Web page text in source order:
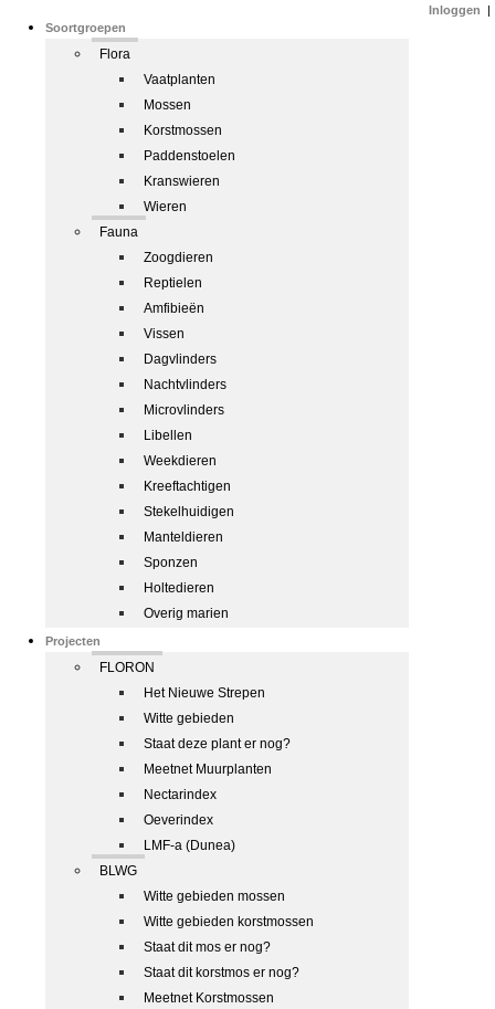
Soortgroepen
Flora
Vaatplanten
Mossen
Korstmossen
Paddenstoelen
Kranswieren
Wieren
Fauna
Zoogdieren
Reptielen
Amfibieën
Vissen
Dagvlinders
Nachtvlinders
Microvlinders
Libellen
Weekdieren
Kreeftachtigen
Stekelhuidigen
Manteldieren
Sponzen
Holtedieren
Overig marien
Projecten
FLORON
Het Nieuwe Strepen
Witte gebieden
Staat deze plant er nog?
Meetnet Muurplanten
Nectarindex
Oeverindex
LMF-a (Dunea)
BLWG
Witte gebieden mossen
Witte gebieden korstmossen
Staat dit mos er nog?
Staat dit korstmos er nog?
Meetnet Korstmossen
Inloggen |